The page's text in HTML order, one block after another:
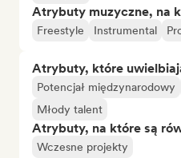
Atrybuty muzyczne, na
Freestyle Instrumental
Atrybuty, które
Potencjał międzynarodowy
Młody talent
Atrybuty, na które są
Wczesne projekty